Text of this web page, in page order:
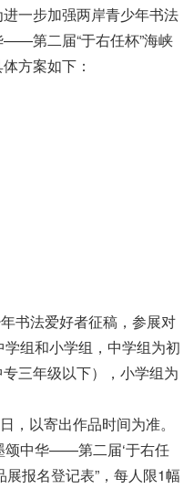
一步加强两岸青少年书法
第二届“于右任杯”海峡
方案如下：
书法爱好者征稿，参展对
组和小学组，中学组为初
三年级以下），小学组为
，以寄出作品时间为准。
颂中华——第二届‘于右任
报名登记表”，每人限1幅